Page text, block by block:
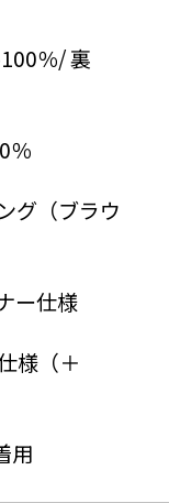
％/ 裏
％
グ（ブラウ
ー仕様
様（＋
用